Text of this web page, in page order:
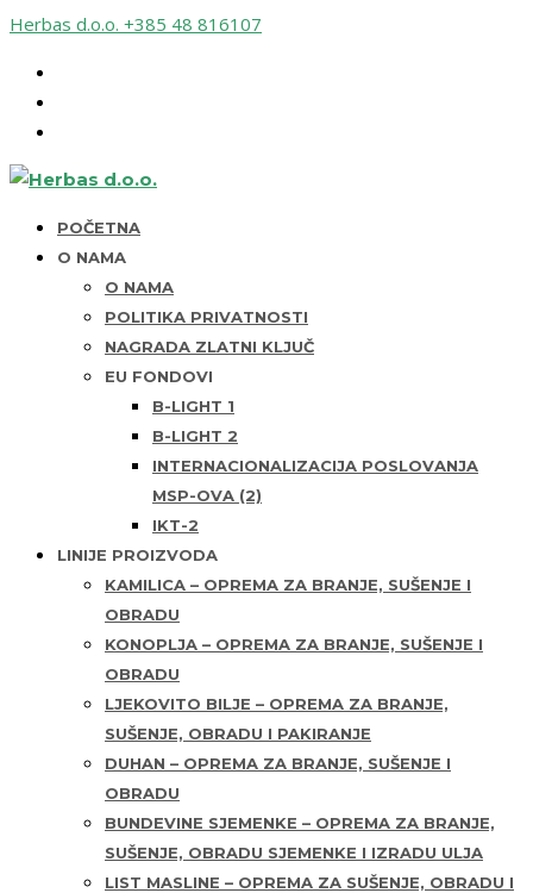
Herbas d.o.o. +385 48 816107
POČETNA
O NAMA
O NAMA
POLITIKA PRIVATNOSTI
NAGRADA ZLATNI KLJUČ
EU FONDOVI
B-LIGHT 1
B-LIGHT 2
INTERNACIONALIZACIJA POSLOVANJA
MSP-OVA (2)
IKT-2
LINIJE PROIZVODA
KAMILICA – OPREMA ZA BRANJE, SUŠENJE I
OBRADU
KONOPLJA – OPREMA ZA BRANJE, SUŠENJE I
OBRADU
LJEKOVITO BILJE – OPREMA ZA BRANJE,
SUŠENJE, OBRADU I PAKIRANJE
DUHAN – OPREMA ZA BRANJE, SUŠENJE I
OBRADU
BUNDEVINE SJEMENKE – OPREMA ZA BRANJE,
SUŠENJE, OBRADU SJEMENKE I IZRADU ULJA
LIST MASLINE – OPREMA ZA SUŠENJE, OBRADU I